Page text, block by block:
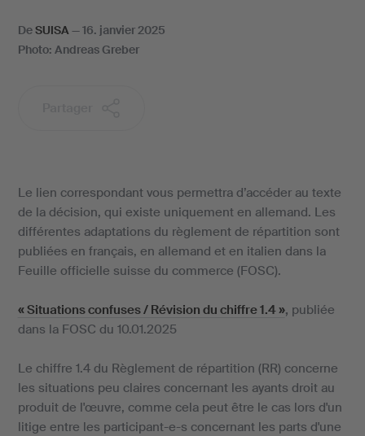
DeSUISA—16. janvier 2025
Photo: Andreas Greber
Le lien correspondant vous permettra d’accéder au texte
de la décision, qui existe uniquement en allemand. Les
différentes adaptations du règlement de répartition sont
publiées en français, en allemand et en italien dans la
Feuille officielle suisse du commerce (FOSC).
« Situations confuses / Révision du chiffre 1.4 », publiée
dans la FOSC du 10.01.2025
Le chiffre 1.4 du Règlement de répartition (RR) concerne
les situations peu claires concernant les ayants droit au
produit de l'œuvre, comme cela peut être le cas lors d'un
litige entre les participant-e-s concernant les parts d'une